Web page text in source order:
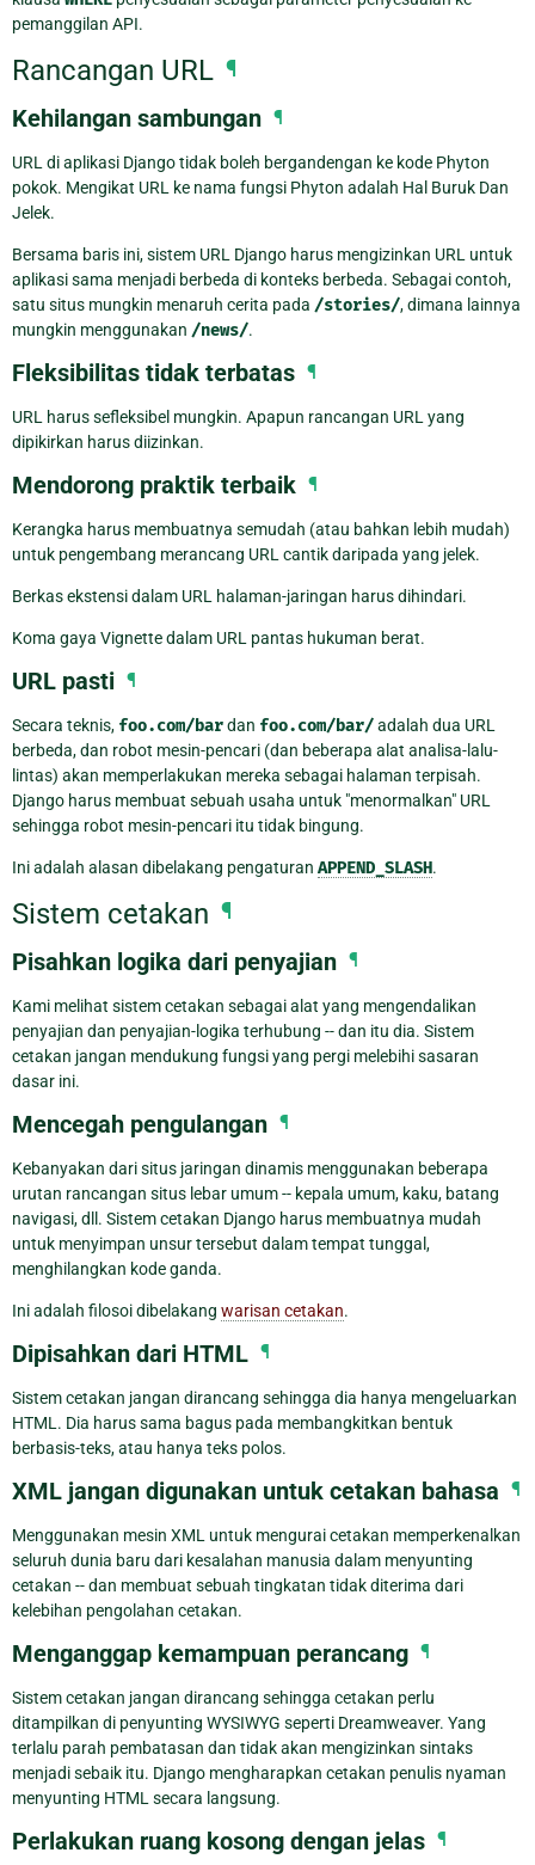
pemanggilan API.
Rancangan URL ¶
Kehilangan sambungan ¶
URL di aplikasi Django tidak boleh bergandengan ke kode Phyton
pokok. Mengikat URL ke nama fungsi Phyton adalah Hal Buruk Dan
Jelek.
Bersama baris ini, sistem URL Django harus mengizinkan URL untuk
aplikasi sama menjadi berbeda di konteks berbeda. Sebagai contoh,
satu situs mungkin menaruh cerita pada /stories/, dimana lainnya
mungkin menggunakan /news/.
Fleksibilitas tidak terbatas ¶
URL harus sefleksibel mungkin. Apapun rancangan URL yang
dipikirkan harus diizinkan.
Mendorong praktik terbaik ¶
Kerangka harus membuatnya semudah (atau bahkan lebih mudah)
untuk pengembang merancang URL cantik daripada yang jelek.
Berkas ekstensi dalam URL halaman-jaringan harus dihindari.
Koma gaya Vignette dalam URL pantas hukuman berat.
URL pasti ¶
Secara teknis, foo.com/bardan foo.com/bar/adalah dua URL
berbeda, dan robot mesin-pencari (dan beberapa alat analisa-lalu-
lintas) akan memperlakukan mereka sebagai halaman terpisah.
Django harus membuat sebuah usaha untuk "menormalkan" URL
sehingga robot mesin-pencari itu tidak bingung.
Ini adalah alasan dibelakang pengaturan APPEND_SLASH.
Sistem cetakan ¶
Pisahkan logika dari penyajian ¶
Kami melihat sistem cetakan sebagai alat yang mengendalikan
penyajian dan penyajian-logika terhubung -- dan itu dia. Sistem
cetakan jangan mendukung fungsi yang pergi melebihi sasaran
dasar ini.
Mencegah pengulangan ¶
Kebanyakan dari situs jaringan dinamis menggunakan beberapa
urutan rancangan situs lebar umum -- kepala umum, kaku, batang
navigasi, dll. Sistem cetakan Django harus membuatnya mudah
untuk menyimpan unsur tersebut dalam tempat tunggal,
menghilangkan kode ganda.
Ini adalah filosoi dibelakang warisan cetakan.
Dipisahkan dari HTML ¶
Sistem cetakan jangan dirancang sehingga dia hanya mengeluarkan
HTML. Dia harus sama bagus pada membangkitkan bentuk
berbasis-teks, atau hanya teks polos.
XML jangan digunakan untuk cetakan bahasa ¶
Menggunakan mesin XML untuk mengurai cetakan memperkenalkan
seluruh dunia baru dari kesalahan manusia dalam menyunting
cetakan -- dan membuat sebuah tingkatan tidak diterima dari
kelebihan pengolahan cetakan.
Menganggap kemampuan perancang ¶
Sistem cetakan jangan dirancang sehingga cetakan perlu
ditampilkan di penyunting WYSIWYG seperti Dreamweaver. Yang
terlalu parah pembatasan dan tidak akan mengizinkan sintaks
menjadi sebaik itu. Django mengharapkan cetakan penulis nyaman
menyunting HTML secara langsung.
Perlakukan ruang kosong dengan jelas ¶